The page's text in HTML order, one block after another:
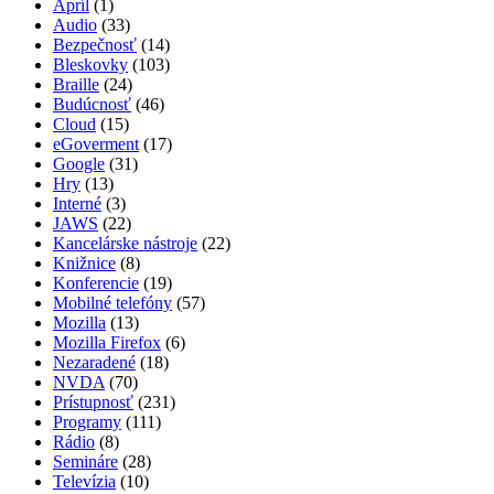
Apríl (1)
Audio (33)
Bezpečnosť (14)
Bleskovky (103)
Braille (24)
Budúcnosť (46)
Cloud (15)
eGoverment (17)
Google (31)
Hry (13)
Interné (3)
JAWS (22)
Kancelárske nástroje (22)
Knižnice (8)
Konferencie (19)
Mobilné telefóny (57)
Mozilla (13)
Mozilla Firefox (6)
Nezaradené (18)
NVDA (70)
Prístupnosť (231)
Programy (111)
Rádio (8)
Semináre (28)
Televízia (10)